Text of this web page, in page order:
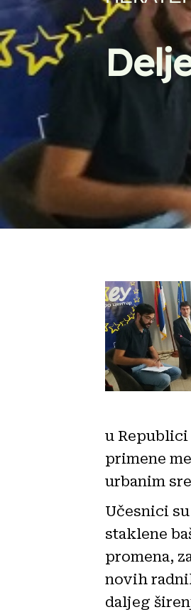
u Republici
primene
urbanim
Učesnici
staklene
promena,
novih
daljeg